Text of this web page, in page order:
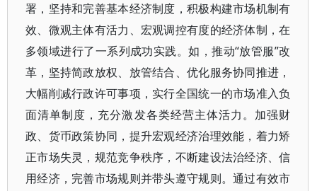
署，坚持和完善基本经济制度，积极构建市场机制有
效、微观主体有活力、宏观调控有度的经济体制，在
多领域进行了一系列成功实践。如，推动“放管服”改
革，坚持简政放权、放管结合、优化服务协同推进，
大幅削减行政许可事项，实行全国统一的市场准入负
面清单制度，充分激发各类经营主体活力。加强财
政、货币政策协同，提升宏观经济治理效能，着力矫
正市场失灵，规范竞争秩序，不断建设法治经济、信
用经济，完善市场规则并带头遵守规则。通过有效市